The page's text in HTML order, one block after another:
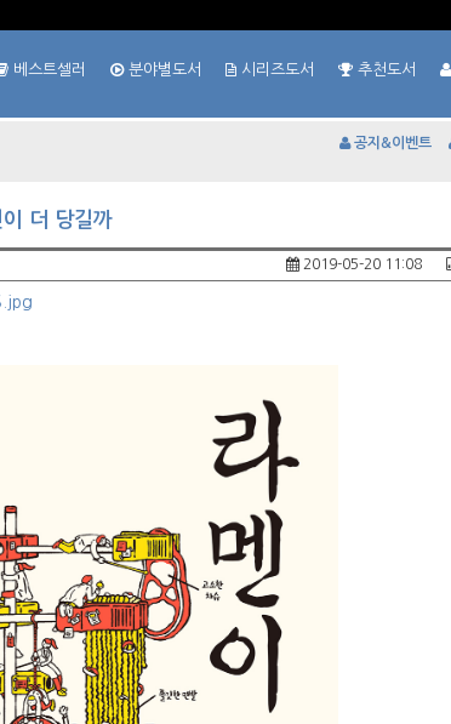
베스트셀러 분야별도서 시리즈도서 추천도서
공지&이벤트
더 당길까
2019-05-20 11:08